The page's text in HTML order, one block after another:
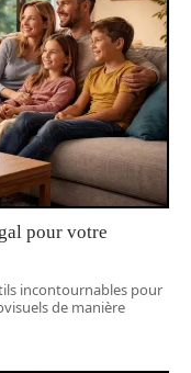
pour votre
incontournables pour
de manière